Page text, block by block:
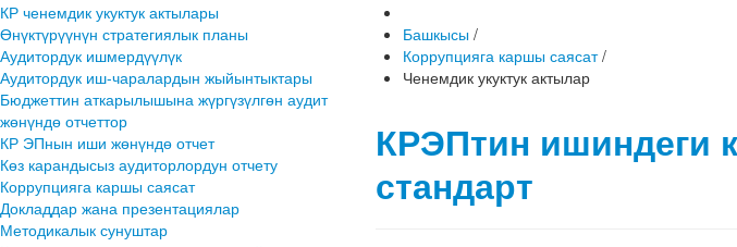
КР ченемдик укуктук актылары
Өнүктүрүүнүн стратегиялык планы
Аудитордук ишмердүүлүк
Аудитордук иш-чаралардын жыйынтыктары
Бюджеттин аткарылышына жүргүзүлгөн аудит
жөнүндө отчеттор
КР ЭПнын иши жөнүндө отчет
Көз карандысыз аудиторлордун отчету
Коррупцияга каршы саясат
Докладдар жана презентациялар
Методикалык сунуштар
Башкысы /
Коррупцияга каршы саясат /
Ченемдик укуктук актылар
КРЭПтин ишиндеги
стандарт